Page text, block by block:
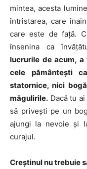
mintea, acesta
întristarea, care
care este de faţă.
însenina ca
lucrurile de acum,
cele pământeşti
statornice, nici
măgulirile. Dacă tu
să priveşti pe un
ajungi la nevoie şi
curajul.
Creştinul nu trebuie